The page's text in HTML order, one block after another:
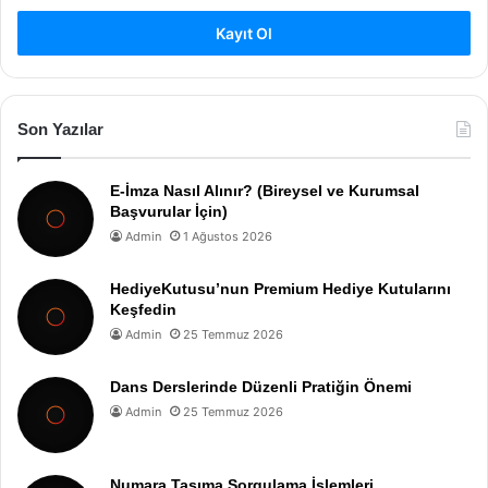
Kayıt Ol
Son Yazılar
E-İmza Nasıl Alınır? (Bireysel ve Kurumsal
Başvurular İçin)
Admin 1 Ağustos 2026
HediyeKutusu’nun Premium Hediye Kutularını
Keşfedin
Admin 25 Temmuz 2026
Dans Derslerinde Düzenli Pratiğin Önemi
Admin 25 Temmuz 2026
Numara Taşıma Sorgulama İşlemleri